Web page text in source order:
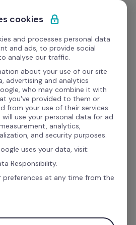
Empieza gratis
en remoto
checklist para el
Si tienes que realizar
nuevo colaborador en
de ayudará.
cookies
and processes personal data
and ads, to provide social
analyse our traffic.
about your use of our site
advertising and analytics
who may combine it with
you've provided to them or
from your use of their services.
use your personal data for ad
analytics,
and security purposes.
uses your data, visit:
Responsibility.
preferences at any time from the